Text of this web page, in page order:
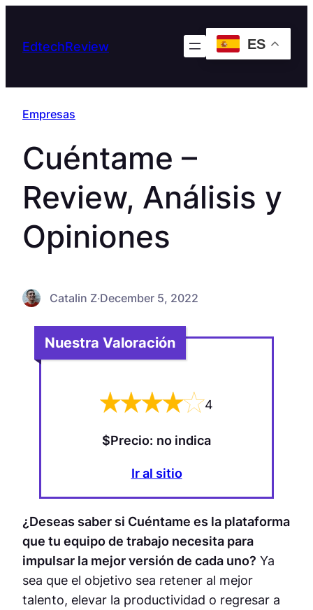
content
EdtechReview ES
Empresas
Cuéntame –
Review, Análisis y
Opiniones
Catalin Z·December 5, 2022
Nuestra Valoración
4
$Precio: no indica
Ir al sitio
¿Deseas saber si Cuéntame es la plataforma
que tu equipo de trabajo necesita para
impulsar la mejor versión de cada uno? Ya
sea que el objetivo sea retener al mejor
talento, elevar la productividad o regresar a